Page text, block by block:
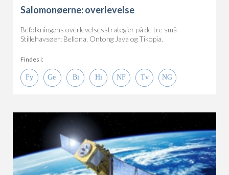
Salomonøerne: overlevelse
Befolkningens overlevelsesstrategier på de tre små
Stillehavsøer: Bellona, Ontong Java og Tikopia.
Findes i: